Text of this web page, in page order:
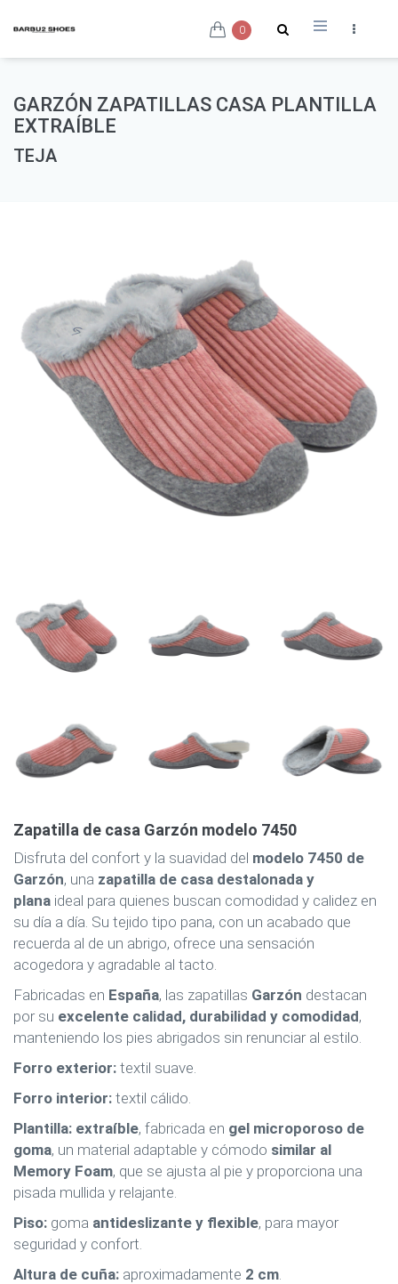
0
GARZÓN ZAPATILLAS CASA PLANTILLA
EXTRAÍBLE
TEJA
Zapatilla de casa Garzón modelo 7450
Disfruta del confort y la suavidad del modelo 7450 de
Garzón, una zapatilla de casa destalonada y
plana ideal para quienes buscan comodidad y calidez en
su día a día. Su tejido tipo pana, con un acabado que
recuerda al de un abrigo, ofrece una sensación
acogedora y agradable al tacto.
Fabricadas en España, las zapatillas Garzón destacan
por su excelente calidad, durabilidad y comodidad,
manteniendo los pies abrigados sin renunciar al estilo.
Forro exterior: textil suave.
Forro interior: textil cálido.
Plantilla: extraíble, fabricada en gel microporoso de
goma, un material adaptable y cómodo similar al
Memory Foam, que se ajusta al pie y proporciona una
pisada mullida y relajante.
Piso: goma antideslizante y flexible, para mayor
seguridad y confort.
Altura de cuña: aproximadamente 2 cm.